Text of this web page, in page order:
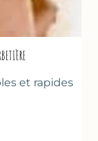
et rapides